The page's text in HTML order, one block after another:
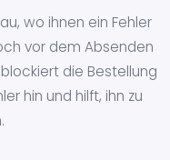
wo ihnen ein Fehler
vor dem Absenden
die Bestellung
hin und hilft, ihn zu